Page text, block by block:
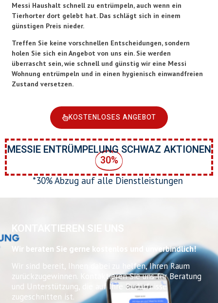
Messi Haushalt schnell zu entrümpeln, auch wenn ein
Tierhorter dort gelebt hat. Das schlägt sich in einem
günstigen Preis nieder.
Treffen Sie keine vorschnellen Entscheidungen, sondern
holen Sie sich ein Angebot von uns ein. Sie werden
überrascht sein, wie schnell und günstig wir eine Messi
Wohnung entrümpeln und in einen hygienisch einwandfreien
Zustand versetzen.
KOSTENLOSES ANGEBOT
MESSIE ENTRÜMPELUNG SCHWAZ AKTIONEN
30%
*30% Abzug auf alle Dienstleistungen
KONTAKTIEREN SIE UNS
Wir beraten Sie gerne kostenlos und unverbindlich!
Wir sind bereit, Ihnen dabei zu helfen, Ihren Raum
zurückzugewinnen. Kontaktieren Sie uns für Beratung
und Unterstützung, die auf Ihre Bedürfnisse
zugeschnitten ist.